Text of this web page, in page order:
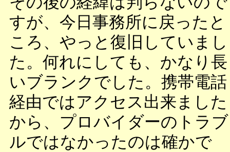
すが、今日事務所に戻ったと
ころ、やっと復旧していまし
た。何れにしても、かなり長
いブランクでした。携帯電話
経由ではアクセス出来ました
から、プロバイダーのトラブ
ルではなかったのは確かで